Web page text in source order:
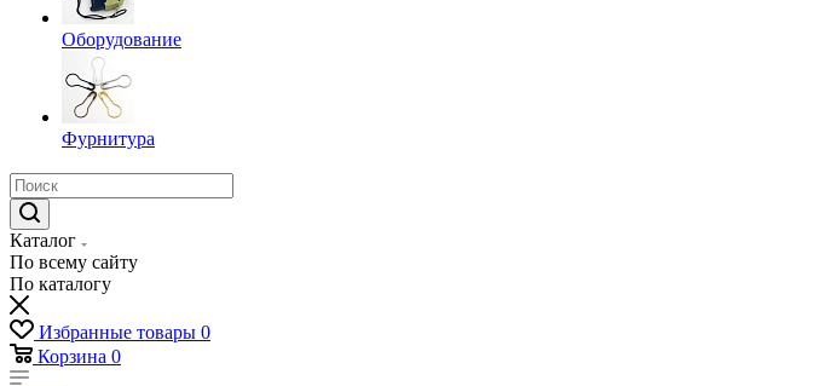
Оборудование
Фурнитура
Каталог
По всему сайту
По каталогу
Избранные товары 0
Корзина 0